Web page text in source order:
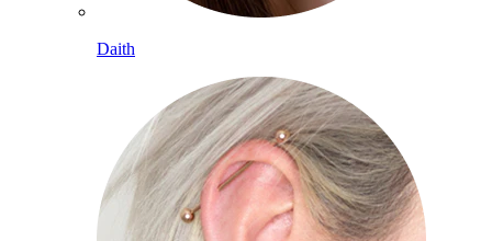
Daith